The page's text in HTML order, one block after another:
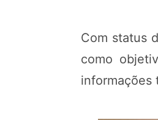
Com status
como
informações